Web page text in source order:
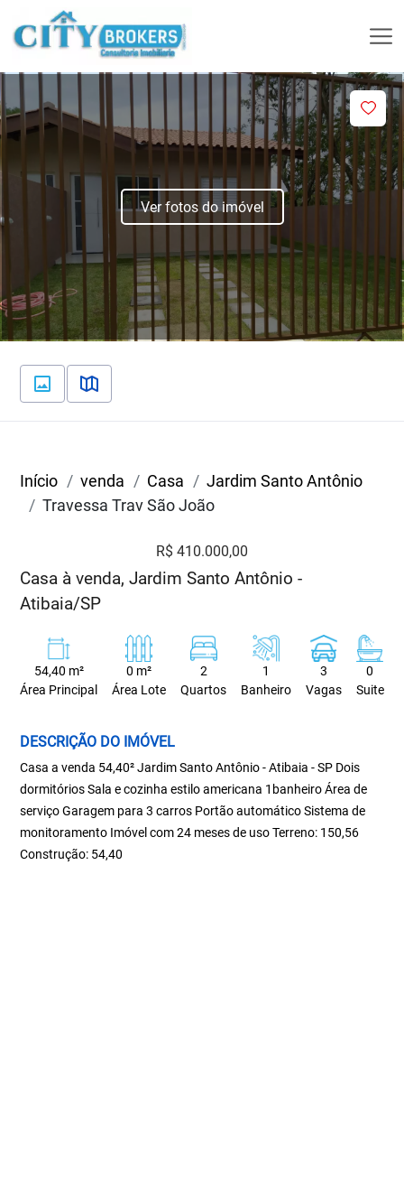
Ver fotos do imóvel
Início venda Casa
Jardim Santo Antônio
Travessa Trav São João
R$ 410.000,00
Casa à venda, Jardim Santo Antônio -
Atibaia/SP
54,40 m²
Área Principal
0 m²
Área Lote
2
Quartos
1
Banheiro
3
Vagas
0
Suite
DESCRIÇÃO DO IMÓVEL
Casa a venda 54,40² Jardim Santo Antônio - Atibaia - SP Dois
dormitórios Sala e cozinha estilo americana 1banheiro Área de
serviço Garagem para 3 carros Portão automático Sistema de
monitoramento Imóvel com 24 meses de uso Terreno: 150,56
Construção: 54,40